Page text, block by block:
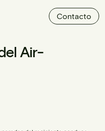
Contacto
Air-